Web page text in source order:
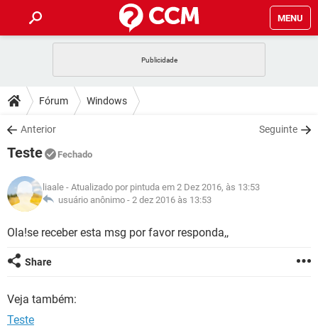
MENU
CELULAR
OUTLOOK
INSTAGRAM
GUIA DE COMPRAS
DICAS
JOGOS
INSTAGRAM GMAIL
GUIA DE COMPRAS
DOWNLOADS
JOGOS
CELULAR
OUTLOOK EXCEL
INSTAGRAM
JOGOS WHATSAPP
CELULAR
OUTLOOK EXCEL
INSTAGRAM
GLOSSÁRIO
JOGOS
INSTAGRAM
GUIA DE COMPRAS
Fórum Windows
Anterior Seguinte
Teste Fechado
liaale - Atualizado por pintuda em 2 Dez 2016, às 13:53
usuário anônimo - 2 dez 2016 às 13:53
Ola!se receber esta msg por favor responda,,
Share
Veja também:
Teste